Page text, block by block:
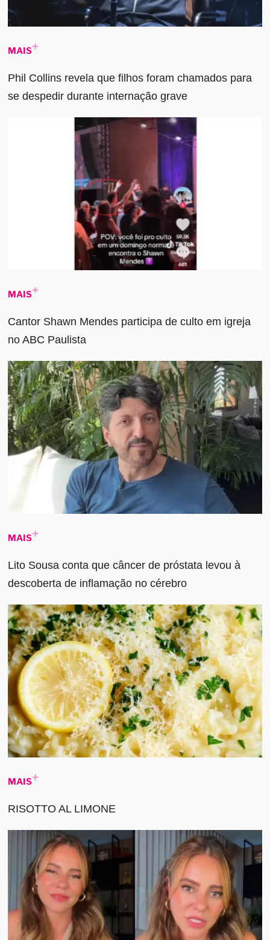
MAIS
Phil Collins revela que filhos foram chamados para
se despedir durante internação grave
MAIS
Cantor Shawn Mendes participa de culto em igreja
no ABC Paulista
MAIS
Lito Sousa conta que câncer de próstata levou à
descoberta de inflamação no cérebro
MAIS
RISOTTO AL LIMONE